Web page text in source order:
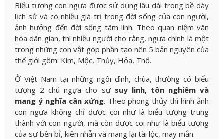
Biểu tượng con ngựa được sử dụng lâu dài trong bề dày
lịch sử và có nhiều giá trị trong đời sống của con người,
ảnh hưởng đến đời sống tâm linh. Theo quan niệm văn
hóa dân gian, thì nhiều người cho rằng, ngựa chính là một
trong những con vật góp phần tạo nên 5 bản nguyên của
thế giới gồm: Kim, Mộc, Thủy, Hỏa, Thổ.
Ở Việt Nam tại những ngôi đình, chùa, thường có biểu
tượng 2 chú ngựa cho sự suy linh, tôn nghiêm và
mang ý nghĩa cân xứng. Theo phong thủy thì hình ảnh
con ngựa không chỉ được coi như là biểu tượng trung
thành với con người, mà còn được coi như là biểu tượng
của sự bền bỉ, kiên nhẫn và mang lại tài lộc, may mắn.